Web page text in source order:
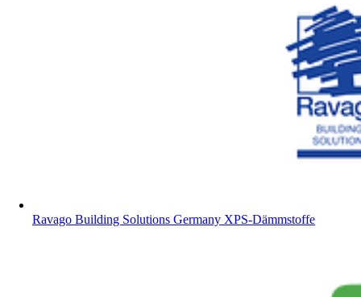
Ravago Building Solutions Germany XPS-Dämmstoffe